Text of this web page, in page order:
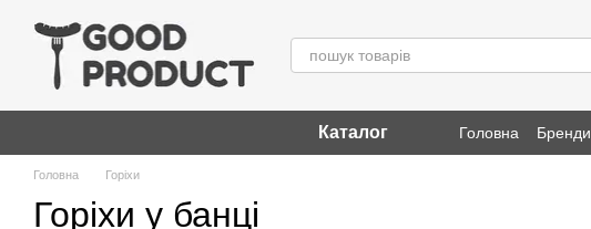
Каталог Головна Бренди
Головна Горіхи
Горіхи у банці